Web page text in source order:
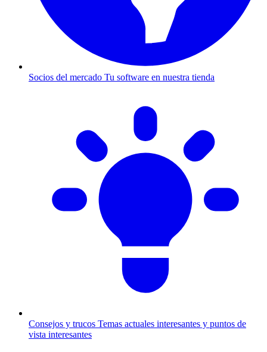
Socios del mercado Tu software en nuestra tienda
Consejos y trucos Temas actuales interesantes y puntos de
vista interesantes